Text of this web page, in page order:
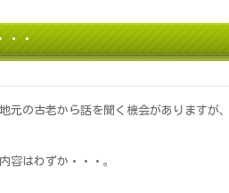
・・
元の古老から話を聞く機会がありますが
容はわずか・・・。